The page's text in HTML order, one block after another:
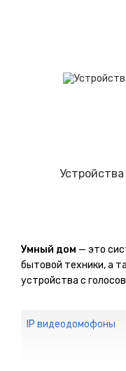
Умный дом — это
бытовой техники, а
устройства с
IP видеодомофоны